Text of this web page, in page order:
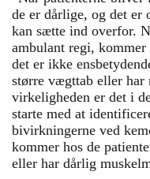
de er dårlige, og det er
kan sætte ind overfor.
ambulant regi, kommer
det er ikke
større vægttab eller har
virkeligheden er det i
starte med at
bivirkningerne ved
kommer hos de
eller har dårlig